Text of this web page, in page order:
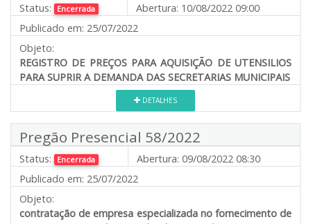
Status: Encerrada Abertura: 10/08/2022 09:00
Publicado em: 25/07/2022
Objeto:
REGISTRO DE PREÇOS PARA AQUISIÇÃO DE UTENSILIOS
PARA SUPRIR A DEMANDA DAS SECRETARIAS MUNICIPAIS
DETALHES
Pregão Presencial 58/2022
Status: Encerrada Abertura: 09/08/2022 08:30
Publicado em: 25/07/2022
Objeto:
contratação de empresa especializada no fornecimento de